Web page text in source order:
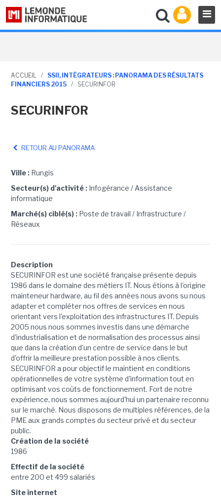
ACCUEIL /
SSII, INTÉGRATEURS : PANORAMA DES RÉSULTATS
FINANCIERS 2015
/ SECURINFOR
SECURINFOR
RETOUR AU PANORAMA
Ville : Rungis
Secteur(s) d'activité : Infogérance / Assistance
informatique
Marché(s) ciblé(s) : Poste de travail / Infrastructure /
Réseaux
Description
SECURINFOR est une société française présente depuis
1986 dans le domaine des métiers IT. Nous étions à l'origine
mainteneur hardware, au fil des années nous avons su nous
adapter et compléter nos offres de services en nous
orientant vers l'exploitation des infrastructures IT. Depuis
2005 nous nous sommes investis dans une démarche
d'industrialisation et de normalisation des processus ainsi
que dans la création d'un centre de service dans le but
d'offrir la meilleure prestation possible à nos clients.
SECURINFOR a pour objectif le maintient en conditions
opérationnelles de votre système d'information tout en
optimisant vos coûts de fonctionnement. Fort de notre
expérience, nous sommes aujourd'hui un partenaire reconnu
sur le marché. Nous disposons de multiples références, de la
PME aux grands comptes du secteur privé et du secteur
public.
Création de la société
1986
Effectif de la société
entre 200 et 499 salariés
Site internet